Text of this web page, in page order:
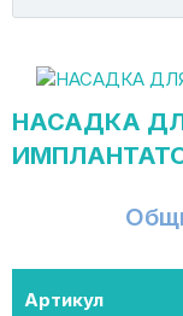
НАСАДКА
Артикул